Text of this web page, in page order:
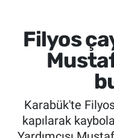
Filyos
Karabük'te
kapılarak
SPOR